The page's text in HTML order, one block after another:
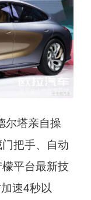
尔塔亲自操
把手、自动
平台最新技
速4秒以